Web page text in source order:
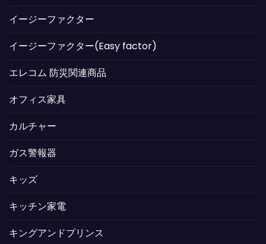
イージーファクター
イージーファクター(Easy factor)
エレコム 防災関連商品
オフィス家具
カルチャー
ガス警報器
キッズ
キッチン家電
キングアンドプリンス